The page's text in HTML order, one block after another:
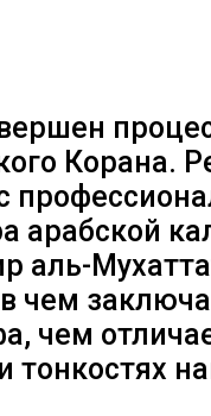
Корана.
арабской
аль-
чем
чем
тонкостях